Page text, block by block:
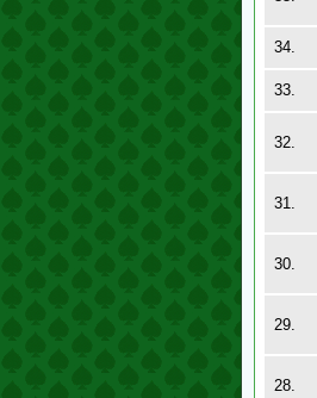
34.
33.
32.
31.
30.
29.
28.